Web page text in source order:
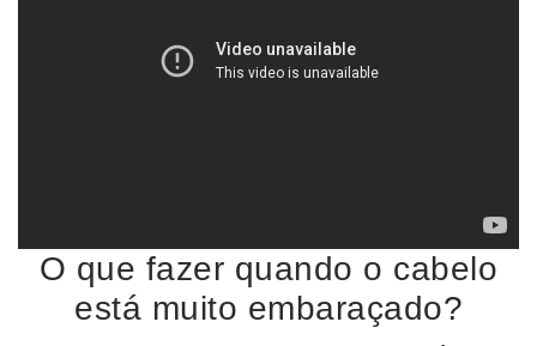
O que fazer quando o cabelo
está muito embaraçado?